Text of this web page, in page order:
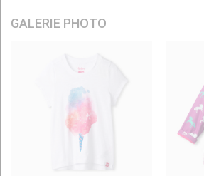
GALERIE PHOTO